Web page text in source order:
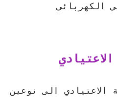
الكهربائي
الاعتيادي الى نوعين